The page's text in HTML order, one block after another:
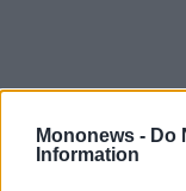
Mononews - Do
Information